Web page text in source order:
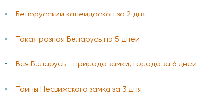
Белорусский калейдоскоп за 2 дня
Такая разная Беларусь на 5 дней
Вся Беларусь - природа замки, города за 6 дней
Тайны Несвижского замка за 3 дня